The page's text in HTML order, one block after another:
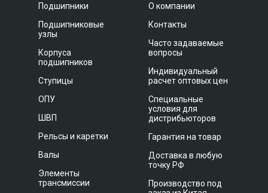
Подшипники
Подшипниковые
узлы
Корпуса
подшипников
Ступицы
ОПУ
ШВП
Рельсы и каретки
Валы
Элементы
трансмиссии
О компании
Контакты
Часто задаваемые
вопросы
Индивидуальный
расчет оптовых цен
Специальные
условия для
дистрибьюторов
Гарантия на товар
Доставка в любую
точку РФ
Производство под